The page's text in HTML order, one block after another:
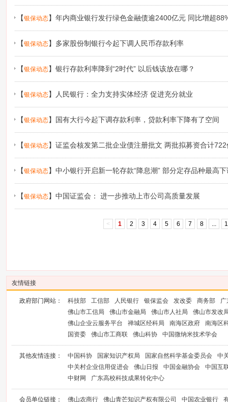
【银保动态】 年内商业银行发行绿色金融债逾2400亿元 同比增超
【银保动态】 多家股份制银行今起下调人民币存款利率
【银保动态】 银行存款利率降到“2时代” 以后钱该放在哪？
【银保动态】 人民银行：全力支持实体经济 促进充分就业
【银保动态】 国有大行今起下调存款利率，贷款利率下降有了空间
【银保动态】 证监会核发第二批企业债注册批文 两批拟募资合计722
【银保动态】 中小银行开启新一轮存款“降息潮” 部分定存品种最高
【银保动态】 中国证监会： 进一步推动上市公司高质量发展
< 1 2 3 4 5 6 7 8 ...
友情链接
政府部门网站： 科技部 工信部 人民银行 银保监会 发改委 商务部
广
佛山市工信局
佛山市金融局 佛山市人社局
佛山市发改
佛山企业云服务平台
禅城区经科局 南海区政府
南海区
国资委
佛山市工商联 佛山科协 中国微纳米技术学会
其他友情连接： 中国科协 国家知识产权局 国家自然科学基金委员会
中
中关村企业信用促进会
佛山日报 中国金融协会
中国互
中财网
广东高校科技成果转化中心
会员单位链接： 佛山农商行 佛山青芒知识产权有限公司 中国农业银行